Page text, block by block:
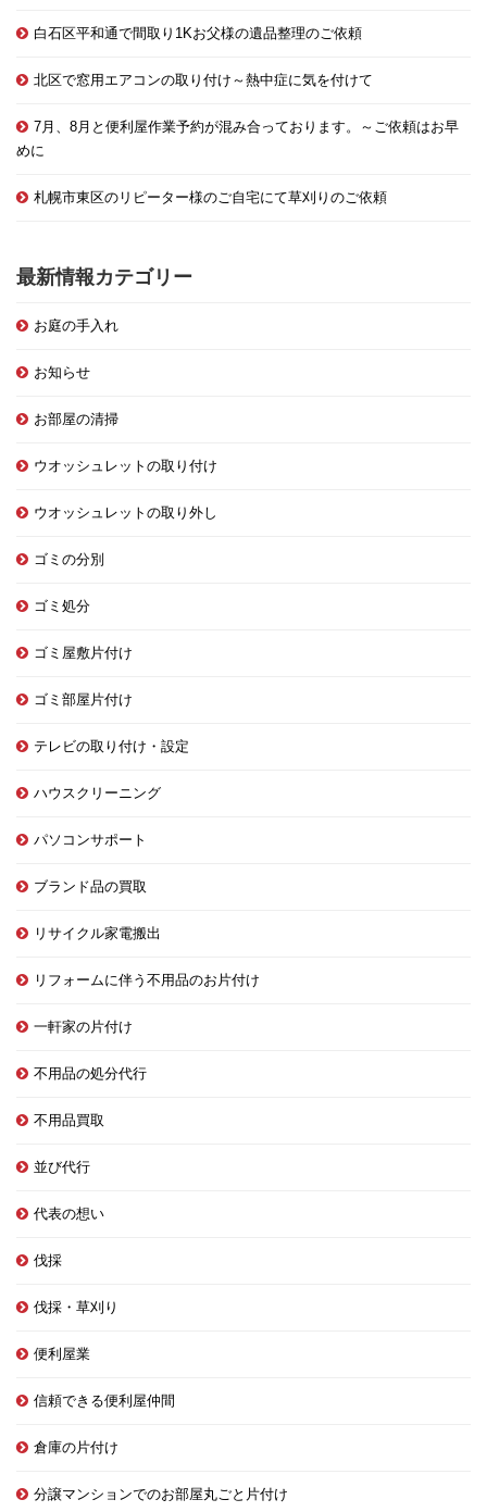
白石区平和通で間取り1Kお父様の遺品整理のご依頼
北区で窓用エアコンの取り付け～熱中症に気を付けて
7月、8月と便利屋作業予約が混み合っております。～ご依頼はお早
めに
札幌市東区のリピーター様のご自宅にて草刈りのご依頼
最新情報カテゴリー
お庭の手入れ
お知らせ
お部屋の清掃
ウオッシュレットの取り付け
ウオッシュレットの取り外し
ゴミの分別
ゴミ処分
ゴミ屋敷片付け
ゴミ部屋片付け
テレビの取り付け・設定
ハウスクリーニング
パソコンサポート
ブランド品の買取
リサイクル家電搬出
リフォームに伴う不用品のお片付け
一軒家の片付け
不用品の処分代行
不用品買取
並び代行
代表の想い
伐採
伐採・草刈り
便利屋業
信頼できる便利屋仲間
倉庫の片付け
分譲マンションでのお部屋丸ごと片付け